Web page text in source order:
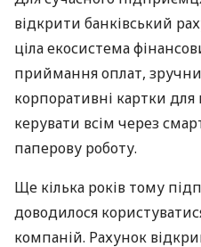
відкрити банківський
ціла екосистема
приймання оплат,
корпоративні картки
керувати всім через
паперову роботу.
Ще кілька років тому
доводилося
компаній. Рахунок